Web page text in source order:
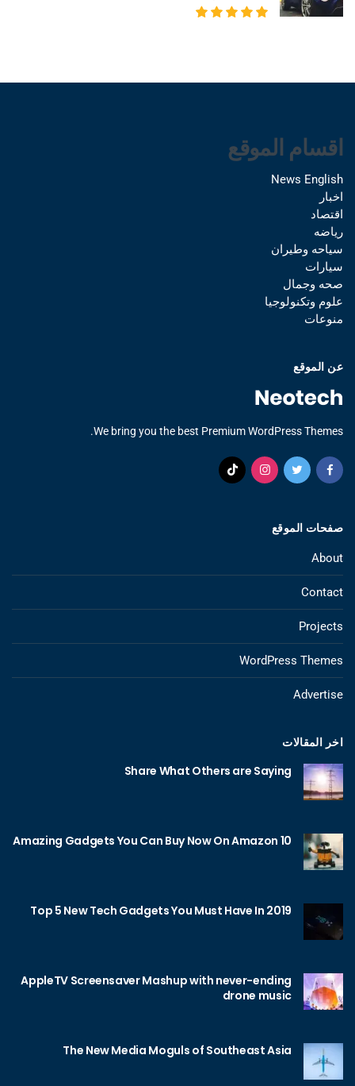
اقسام الموقع
News English
اخبار
اقتصاد
رياضه
سياحه وطيران
سيارات
صحه وجمال
علوم وتكنولوجيا
منوعات
عن الموقع
We bring you the best Premium WordPress Themes.
صفحات الموقع
About
Contact
Projects
WordPress Themes
Advertise
اخر المقالات
Share What Others are Saying
10 Amazing Gadgets You Can Buy Now On Amazon
Top 5 New Tech Gadgets You Must Have In 2019
AppleTV Screensaver Mashup with never-ending
drone music
The New Media Moguls of Southeast Asia